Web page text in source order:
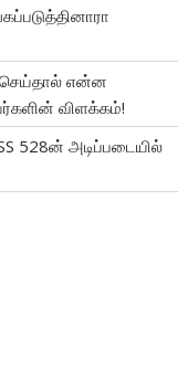
செய்தால் என்ன
விளக்கம்!
528ன் அடிப்படையில்